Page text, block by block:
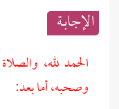
الإجابــة
الحمد لله،
وصحبه، أما بعد: